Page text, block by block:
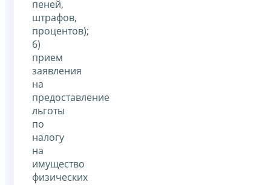
пеней,
штрафов,
процентов);
6)
прием
заявления
на
предоставление
льготы
по
налогу
на
имущество
физических